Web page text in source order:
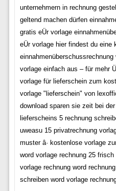
unternehmern in rechnung
geltend machen dürfen
gratis eÜr vorlage
eÜr vorlage hier findest du eine
vorlage einfach aus – für mehr
vorlage für lieferschein zum
vorlage "lieferschein" von
download sparen sie zeit bei
lieferscheins 5 rechnung
uweasu 15 privatrechnung
muster â· kostenlose vorlage
word vorlage rechnung 25
vorlage rechnung word
schreiben word vorlage